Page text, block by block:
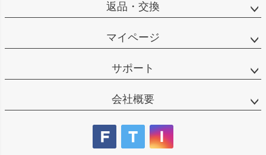
返品・交換
マイページ
サポート
会社概要